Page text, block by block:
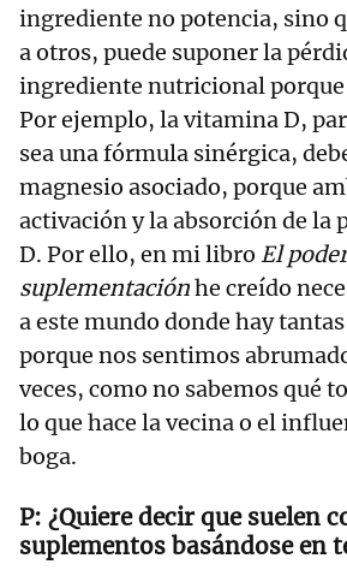
ingrediente no potencia, sino
a otros, puede suponer la
ingrediente nutricional porque
Por ejemplo, la vitamina D,
sea una fórmula sinérgica,
magnesio asociado, porque
activación y la absorción de la
D. Por ello, en mi libro El
suplementaciónhe creído
a este mundo donde hay
porque nos sentimos
veces, como no sabemos qué
lo que hace la vecina o el
boga.
¿Quiere decir que suelen
suplementos basándose en